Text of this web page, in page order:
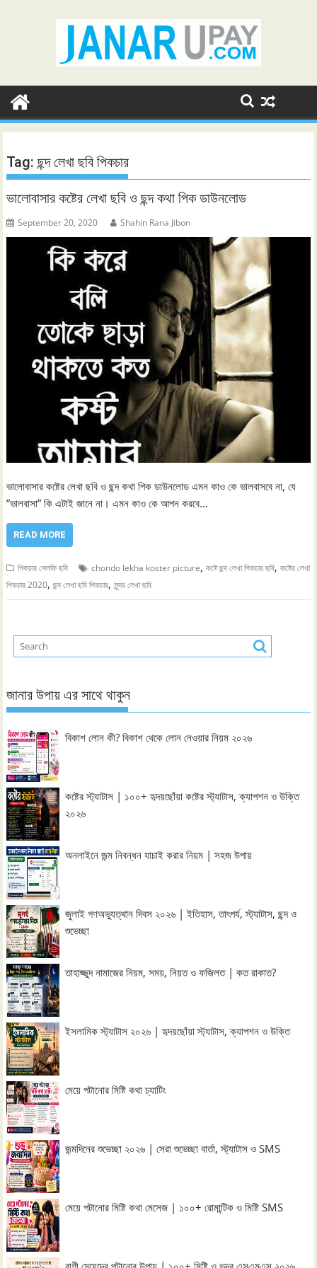
Tag:ছন্দ লেখা ছবি পিকচার
ভালোবাসার কষ্টের লেখা ছবি ও ছন্দ কথা পিক ডাউনলোড
September 20, 2020 Shahin Rana Jibon
ভালোবাসার কষ্টের লেখা ছবি ও ছন্দ কথা পিক ডাউনলোড এমন কাও কে ভালবাসবে না, যে
”ভালবাসা” কি এটাই জানে না। এমন কাও কে আপন করবে…
READ MORE
পিকচার সেলফি ছবি chondo lekha koster picture,কষ্টে ছন্দ লেখা পিকচার ছবি,কষ্টের লেখা
পিকচার 2020,ছন্দ লেখা ছবি পিকচার,সুন্দর লেখা ছবি
জানার উপায় এর সাথে থাকুন
বিকাশ লোন কী? বিকাশ থেকে লোন নেওয়ার নিয়ম ২০২৬
কষ্টের স্ট্যাটাস | ১০০+ হৃদয়ছোঁয়া কষ্টের স্ট্যাটাস, ক্যাপশন ও উক্তি
২০২৬
অনলাইনে জন্ম নিবন্ধন যাচাই করার নিয়ম | সহজ উপায়
জুলাই গণঅভ্যুত্থান দিবস ২০২৬ | ইতিহাস, তাৎপর্য, স্ট্যাটাস, ছন্দ ও
শুভেচ্ছা
তাহাজ্জুদ নামাজের নিয়ম, সময়, নিয়ত ও ফজিলত | কত রাকাত?
ইসলামিক স্ট্যাটাস ২০২৬ | হৃদয়ছোঁয়া স্ট্যাটাস, ক্যাপশন ও উক্তি
মেয়ে পটানোর মিষ্টি কথা চ্যাটিং
জন্মদিনের শুভেচ্ছা ২০২৬ | সেরা শুভেচ্ছা বার্তা, স্ট্যাটাস ও SMS
মেয়ে পটানোর মিষ্টি কথা মেসেজ | ১০০+ রোমান্টিক ও মিষ্টি SMS